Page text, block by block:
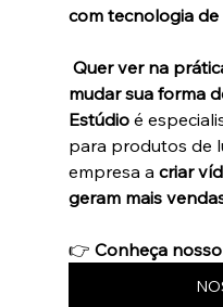
com tecnologia
Quer ver na
mudar sua forma
Estúdio é
para produtos de
empresa a criar
geram mais
👉 Conheça